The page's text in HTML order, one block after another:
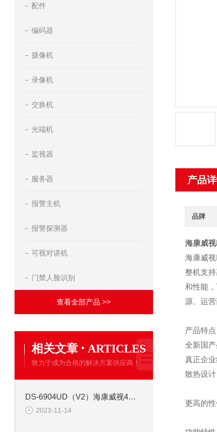
配件
编码器
摄像机
录像机
交换机
光端机
监视器
服务器
报警主机
报警探测器
可视对讲机
门禁人脸识别
查看全部产品 >>
相关文章 · ARTICLES
致力于成为合格的解决方案供应商！
DS-6904UD（V2）海康威视4路高清视频解码器
2023-11-14
产品
品牌
海康威
海康威
整机支
和性能
源、运
产品特
全新国
真正企
散热设计
更高的